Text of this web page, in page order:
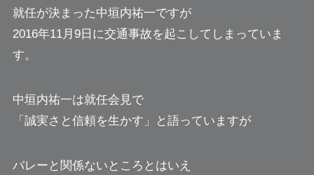
就任が決まった中垣内祐一ですが
2016年11月9日に交通事故を起こしてしまっていま
す。
中垣内祐一は就任会見で
「誠実さと信頼を生かす」と語っていますが
バレーと関係ないところとはいえ